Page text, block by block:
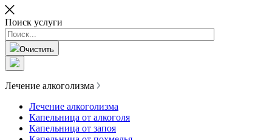
Поиск услуги
Очистить
Лечение алкоголизма
Лечение алкоголизма
Капельница от алкоголя
Капельница от запоя